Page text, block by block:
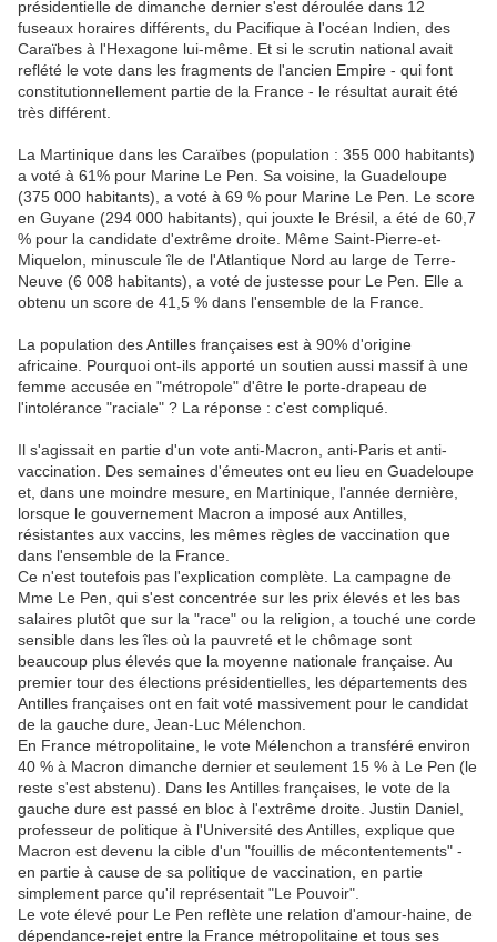
présidentielle de dimanche dernier s'est déroulée dans 12
fuseaux horaires différents, du Pacifique à l'océan Indien, des
Caraïbes à l'Hexagone lui-même. Et si le scrutin national avait
reflété le vote dans les fragments de l'ancien Empire - qui font
constitutionnellement partie de la France - le résultat aurait été
très différent.
La Martinique dans les Caraïbes (population : 355 000 habitants)
a voté à 61% pour Marine Le Pen. Sa voisine, la Guadeloupe
(375 000 habitants), a voté à 69 % pour Marine Le Pen. Le score
en Guyane (294 000 habitants), qui jouxte le Brésil, a été de 60,7
% pour la candidate d'extrême droite. Même Saint-Pierre-et-
Miquelon, minuscule île de l'Atlantique Nord au large de Terre-
Neuve (6 008 habitants), a voté de justesse pour Le Pen. Elle a
obtenu un score de 41,5 % dans l'ensemble de la France.
La population des Antilles françaises est à 90% d'origine
africaine. Pourquoi ont-ils apporté un soutien aussi massif à une
femme accusée en "métropole" d'être le porte-drapeau de
l'intolérance "raciale" ? La réponse : c'est compliqué.
Il s'agissait en partie d'un vote anti-Macron, anti-Paris et anti-
vaccination. Des semaines d'émeutes ont eu lieu en Guadeloupe
et, dans une moindre mesure, en Martinique, l'année dernière,
lorsque le gouvernement Macron a imposé aux Antilles,
résistantes aux vaccins, les mêmes règles de vaccination que
dans l'ensemble de la France.
Ce n'est toutefois pas l'explication complète. La campagne de
Mme Le Pen, qui s'est concentrée sur les prix élevés et les bas
salaires plutôt que sur la "race" ou la religion, a touché une corde
sensible dans les îles où la pauvreté et le chômage sont
beaucoup plus élevés que la moyenne nationale française. Au
premier tour des élections présidentielles, les départements des
Antilles françaises ont en fait voté massivement pour le candidat
de la gauche dure, Jean-Luc Mélenchon.
En France métropolitaine, le vote Mélenchon a transféré environ
40 % à Macron dimanche dernier et seulement 15 % à Le Pen (le
reste s'est abstenu). Dans les Antilles françaises, le vote de la
gauche dure est passé en bloc à l'extrême droite. Justin Daniel,
professeur de politique à l'Université des Antilles, explique que
Macron est devenu la cible d'un "fouillis de mécontentements" -
en partie à cause de sa politique de vaccination, en partie
simplement parce qu'il représentait "Le Pouvoir".
Le vote élevé pour Le Pen reflète une relation d'amour-haine, de
dépendance-rejet entre la France métropolitaine et tous ses